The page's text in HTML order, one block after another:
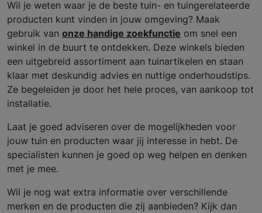
Wil je weten waar je de beste tuin- en tuingerelateerde
producten kunt vinden in jouw omgeving? Maak
gebruik van onze handige zoekfunctie om snel een
winkel in de buurt te ontdekken. Deze winkels bieden
een uitgebreid assortiment aan tuinartikelen en staan
klaar met deskundig advies en nuttige onderhoudstips.
Ze begeleiden je door het hele proces, van aankoop tot
installatie.
Laat je goed adviseren over de mogelijkheden voor
jouw tuin en producten waar jij interesse in hebt. De
specialisten kunnen je goed op weg helpen en denken
met je mee.
Wil je nog wat extra informatie over verschillende
merken en de producten die zij aanbieden? Kijk dan